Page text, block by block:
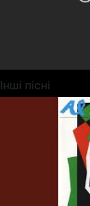
Інші пісні